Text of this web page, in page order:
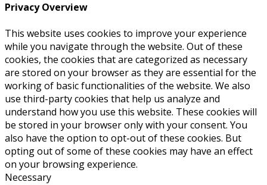
Privacy Overview
This website uses cookies to improve your experience
while you navigate through the website. Out of these
cookies, the cookies that are categorized as necessary
are stored on your browser as they are essential for the
working of basic functionalities of the website. We also
use third-party cookies that help us analyze and
understand how you use this website. These cookies will
be stored in your browser only with your consent. You
also have the option to opt-out of these cookies. But
opting out of some of these cookies may have an effect
on your browsing experience.
Necessary